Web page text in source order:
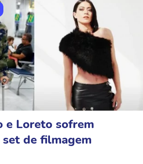
e Loreto sofrem
set de filmagem